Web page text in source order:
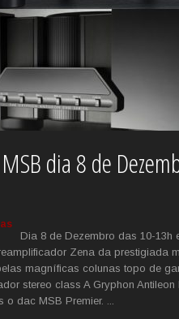
dia 8 de
Dia 8 de Dezembro das 10-13h
Zena da prestigiada
magníficas colunas topo de
stereo class A Gryphon Antileon
o dac MSB Premier. ...